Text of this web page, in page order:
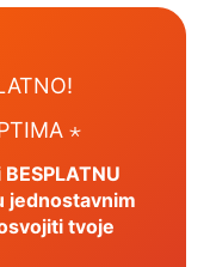
⋆
jednostavnim
tvoje